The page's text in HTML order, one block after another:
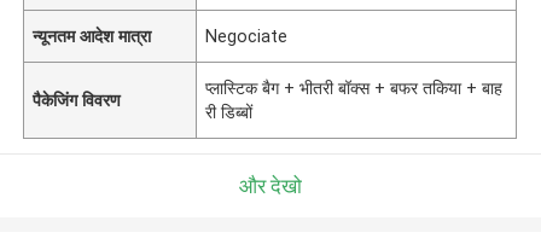
न्यूनतम आदेश मात्रा Negociate
पैकेजिंग विवरण
प्लास्टिक बैग + भीतरी बॉक्स + बफर तकिया + बाह
री डिब्बों
और देखो